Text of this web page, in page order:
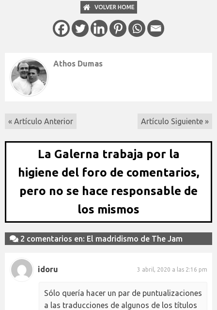
VOLVER HOME
Athos Dumas
« Artículo Anterior Artículo Siguiente »
La Galerna trabaja por la
higiene del foro de comentarios,
pero no se hace responsable de
los mismos
2 comentarios en: El madridismo de The Jam
idoru 3 abril, 2020 a las 2:16 pm
Sólo quería hacer un par de puntualizaciones
a las traducciones de algunos de los títulos